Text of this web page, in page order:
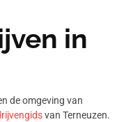
in
de omgeving van
van Terneuzen.